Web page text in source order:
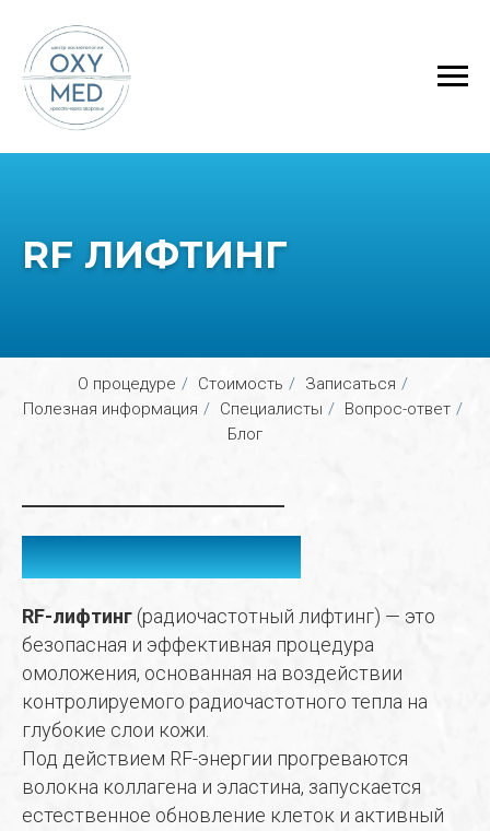
RF ЛИФТИНГ
О процедуре / Стоимость / Записаться /
Полезная информация / Специалисты / Вопрос-ответ /
Блог
О ПРОЦЕДУРЕ
RF-лифтинг (радиочастотный лифтинг) — это
безопасная и эффективная процедура
омоложения, основанная на воздействии
контролируемого радиочастотного тепла на
глубокие слои кожи.
Под действием RF-энергии прогреваются
волокна коллагена и эластина, запускается
естественное обновление клеток и активный